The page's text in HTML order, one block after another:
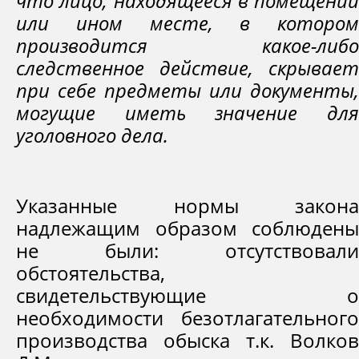
или ином месте, в котором
производится какое-либо
следственное действие, скрывает
при себе предметы или документы,
могущие иметь значение для
уголовного дела.
Указанные нормы закона
надлежащим образом соблюдены
не были: отсутствовали
обстоятельства,
свидетельствующие о
необходимости безотлагательного
производства обыска т.к. Волков